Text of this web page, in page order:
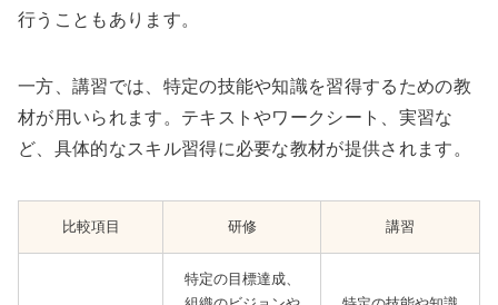
行うこともあります。
一方、講習では、特定の技能や知識を習得するための教
材が用いられます。テキストやワークシート、実習な
ど、具体的なスキル習得に必要な教材が提供されます。
比較項目 研修 講習
特定の目標達成、